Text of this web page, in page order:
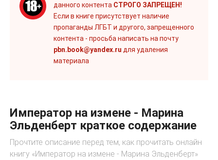
данного контента СТРОГО ЗАПРЕЩЕН!
Если в книге присутствует наличие
пропаганды ЛГБТ и другого, запрещенного
контента - просьба написать на почту
pbn.book@yandex.ru для удаления
материала
Император на измене - Марина
Эльденберт краткое содержание
Прочтите описание перед тем, как прочитать онлайн
книгу «Император на измене - Марина Эльденберт»